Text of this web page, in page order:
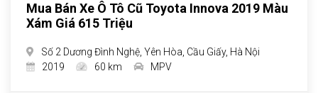
Mua Bán Xe Ô Tô Cũ Toyota Innova 2019 Màu
Xám Giá 615 Triệu
Số 2 Dương Đình Nghệ, Yên Hòa, Cầu Giấy, Hà Nội
2019
60 km MPV